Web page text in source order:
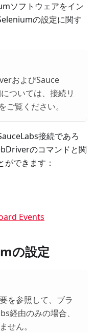
ソフトウェアをイン
の設定に関す
およびSauce
ついては、 接続リ
をご覧ください。
接続であろ
のコマンドと関
できます：
Events
の設定
を参照して、ブラ
経由のみの場合、
せん。